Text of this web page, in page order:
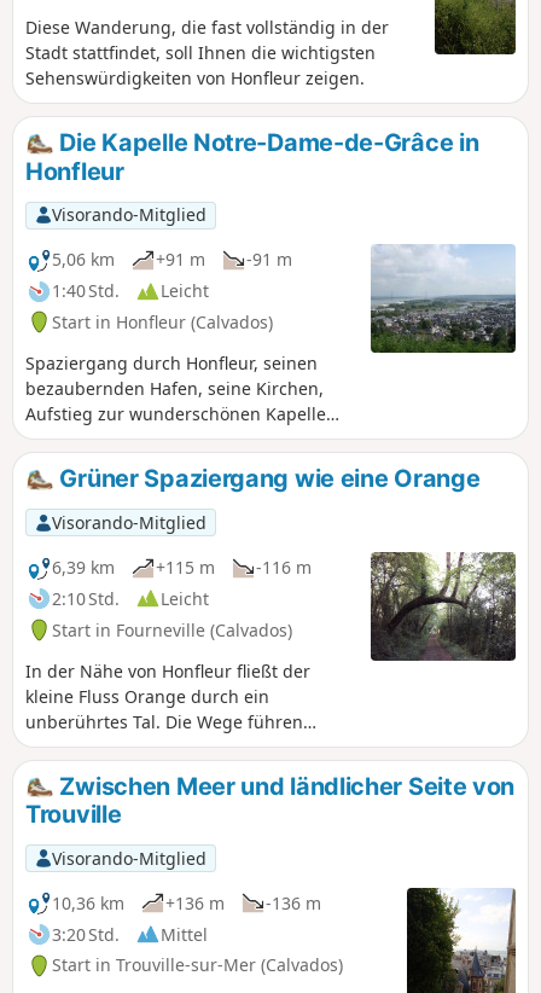
Diese Wanderung, die fast vollständig in der
Stadt stattfindet, soll Ihnen die wichtigsten
Sehenswürdigkeiten von Honfleur zeigen.
Die Kapelle Notre-Dame-de-Grâce in
Honfleur
Visorando-Mitglied
5,06 km
+91 m
-91 m
1:40 Std.
Leicht
Start in Honfleur (Calvados)
Spaziergang durch Honfleur, seinen
bezaubernden Hafen, seine Kirchen,
Aufstieg zur wunderschönen Kapelle
Notre-Dame-de-Grâce, schöner Ausblick
auf Honfleur, Le Havre, die Mündung
der Seine und die Pont de Normandie.
Grüner Spaziergang wie eine Orange
Visorando-Mitglied
6,39 km
+115 m
-116 m
2:10 Std.
Leicht
Start in Fourneville (Calvados)
In der Nähe von Honfleur fließt der
kleine Fluss Orange durch ein
unberührtes Tal. Die Wege führen
durch eine Landschaft mit von Hecken
umgebenen Wiesen und schönen
Fachwerkhäusern, ein echtes
Konzentrat der Normandie.
Zwischen Meer und ländlicher Seite von
Trouville
Visorando-Mitglied
10,36 km
+136 m
-136 m
3:20 Std.
Mittel
Start in Trouville-sur-Mer (Calvados)